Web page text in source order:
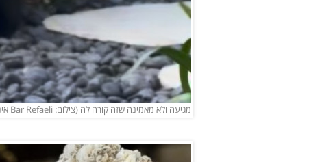
מגיעה ולא מאמינה שזה קורה לה (צילום: Bar Refaeli אינסטגרם)